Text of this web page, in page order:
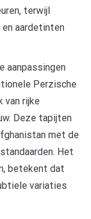
terwijl
aardetinten
aanpassingen
Perzische
van rijke
Deze tapijten
met de
Het
betekent dat
variaties